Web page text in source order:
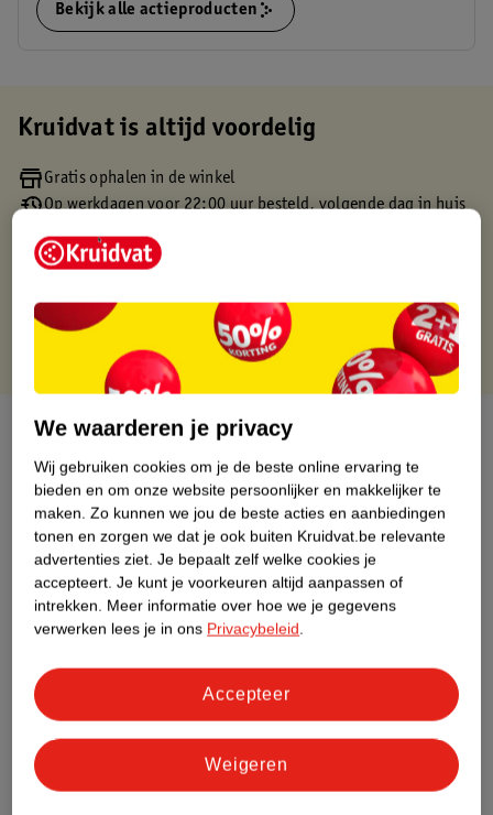
Bekijk alle actieproducten
Kruidvat is altijd voordelig
Gratis ophalen in de winkel
Op werkdagen voor 22:00 uur besteld, volgende dag in huis
Gratis retourneren binnen 30 dagen
Over dit product
Productinformatie
Etiketinformatie
Nature Impact Score
Dit product heeft (nog) geen Nature
Impact Score.
Meer informatie
Bestel & Bezorginformatie
We waarderen je privacy
Wij gebruiken cookies om je de beste online ervaring te
bieden en om onze website persoonlijker en makkelijker te
maken. Zo kunnen we jou de beste acties en aanbiedingen
tonen en zorgen we dat je ook buiten Kruidvat.be relevante
advertenties ziet. Je bepaalt zelf welke cookies je
accepteert. Je kunt je voorkeuren altijd aanpassen of
intrekken. Meer informatie over hoe we je gegevens
verwerken lees je in ons Privacybeleid.
Weigeren
Accepteer